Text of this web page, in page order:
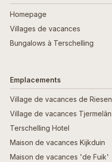
Homepage
Villages de vacances
Bungalows à Terschelling
Emplacements
Village de vacances de Riesen
Village de vacances Tjermelân
Terschelling Hotel
Maison de vacances Kijkduin
Maison de vacances 'de Fuik'